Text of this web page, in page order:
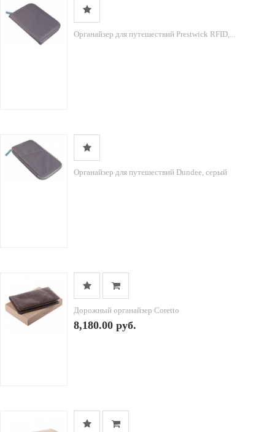
Органайзер для путешествий Prestwick RFID,...
Органайзер для путешествий Dundee, серый
Дорожный органайзер Coretto
8,180.00 руб.